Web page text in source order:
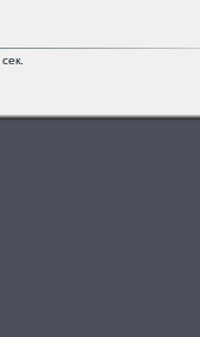
сек.